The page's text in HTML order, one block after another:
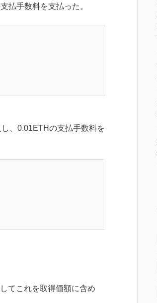
払手数料を支払った。
、0.01ETHの支払手数料を
てこれを取得価額に含め